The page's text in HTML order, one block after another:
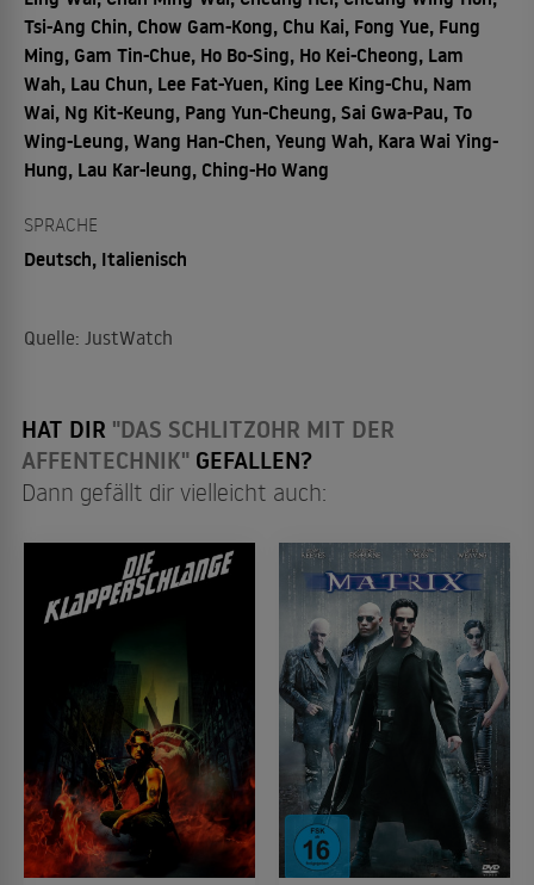
Tsi-Ang Chin, Chow Gam-Kong, Chu Kai, Fong Yue, Fung
Ming, Gam Tin-Chue, Ho Bo-Sing, Ho Kei-Cheong, Lam
Wah, Lau Chun, Lee Fat-Yuen, King Lee King-Chu, Nam
Wai, Ng Kit-Keung, Pang Yun-Cheung, Sai Gwa-Pau, To
Wing-Leung, Wang Han-Chen, Yeung Wah, Kara Wai Ying-
Hung, Lau Kar-leung, Ching-Ho Wang
SPRACHE
Deutsch, Italienisch
Quelle: JustWatch
HAT DIR "DAS SCHLITZOHR MIT DER
AFFENTECHNIK" GEFALLEN?
Dann gefällt dir vielleicht auch: